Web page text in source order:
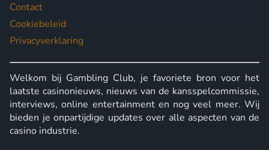
Contact
Cookiebeleid
Privacyverklaring
Welkom bij Gambling Club, je favoriete bron voor het
laatste casinonieuws, nieuws van de kansspelcommissie,
interviews, online entertainment en nog veel meer. Wij
bieden je onpartijdige updates over alle aspecten van de
casino industrie.